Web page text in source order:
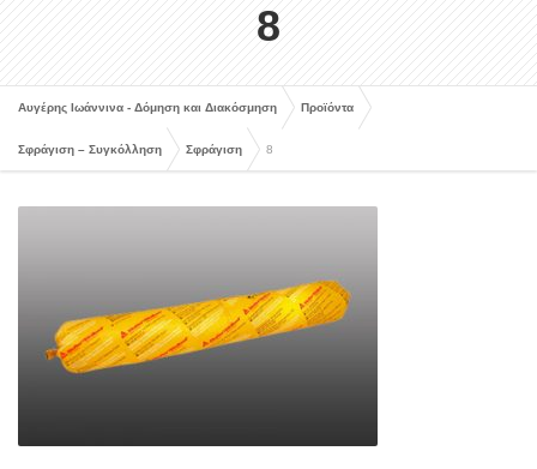
8
Αυγέρης Ιωάννινα - Δόμηση και Διακόσμηση Προϊόντα
Σφράγιση – Συγκόλληση Σφράγιση 8